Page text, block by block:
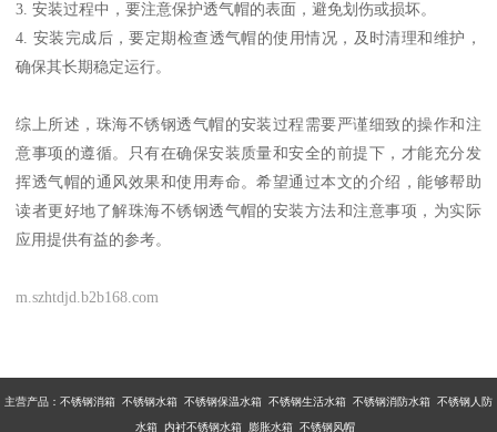
3. 安装过程中，要注意保护透气帽的表面，避免划伤或损坏。
4. 安装完成后，要定期检查透气帽的使用情况，及时清理和维护，
确保其长期稳定运行。
综上所述，珠海不锈钢透气帽的安装过程需要严谨细致的操作和注
意事项的遵循。只有在确保安装质量和安全的前提下，才能充分发
挥透气帽的通风效果和使用寿命。希望通过本文的介绍，能够帮助
读者更好地了解珠海不锈钢透气帽的安装方法和注意事项，为实际
应用提供有益的参考。
m.szhtdjd.b2b168.com
主营产品：不锈钢消箱 不锈钢水箱 不锈钢保温水箱 不锈钢生活水箱 不锈钢消防水箱 不锈钢人防
水箱 内衬不锈钢水箱 膨胀水箱 不锈钢风帽